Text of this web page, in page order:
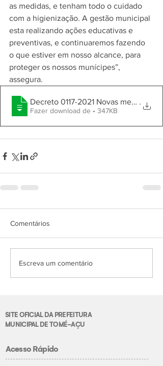
as medidas, e tenham todo o cuidado
com a higienização. A gestão municipal
esta realizando ações educativas e
preventivas, e continuaremos fazendo
o que estiver em nosso alcance, para
proteger os nossos munícipes”,
assegura.
Decreto 0117-2021 Novas medidas
.
Fazer download de • 347KB
Comentários
Escreva um comentário
SITE OFICIAL DA PREFEITURA
MUNICIPAL DE TOMÉ-AÇU
Acesso Rápido